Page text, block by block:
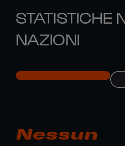
STATISTICHE
NAZIONI
Nessun